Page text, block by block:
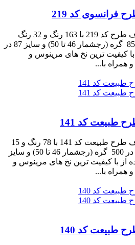
فرانسوی کد 219
نخ و نقشه تابلوفرش دستباف طرح کد 219 با 163 رنگ و 32 رنگ
ابریشم به ابعاد 570 رج در 850 گره (رجشمار 46 تا 50) و سایز 87 در
با کیفیت ترین نخ های مرینوس و
همراه با...
طبیعت کد 141
نخ و نقشه تابلوفرش دستباف طرح طبیعت کد 141 با 78 رنگ و 15
رنگ ابریشم به ابعاد 322 رج در 500 گره (رجشمار 46 تا 50) و سایز
شده از با کیفیت ترین نخ های مرینوس و
همراه با...
طبیعت کد 140